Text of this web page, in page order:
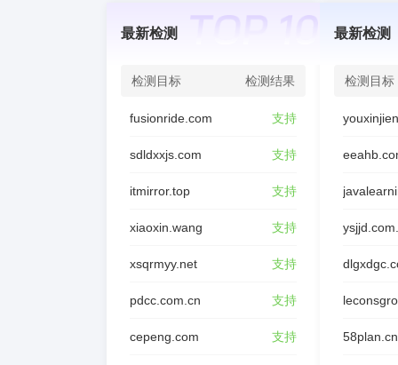
最新检测
检测目标 检测结果
fusionride.com 支持
sdldxxjs.com 支持
itmirror.top 支持
xiaoxin.wang 支持
xsqrmyy.net 支持
pdcc.com.cn 支持
cepeng.com 支持
最新检测
检测目标
58plan.cn